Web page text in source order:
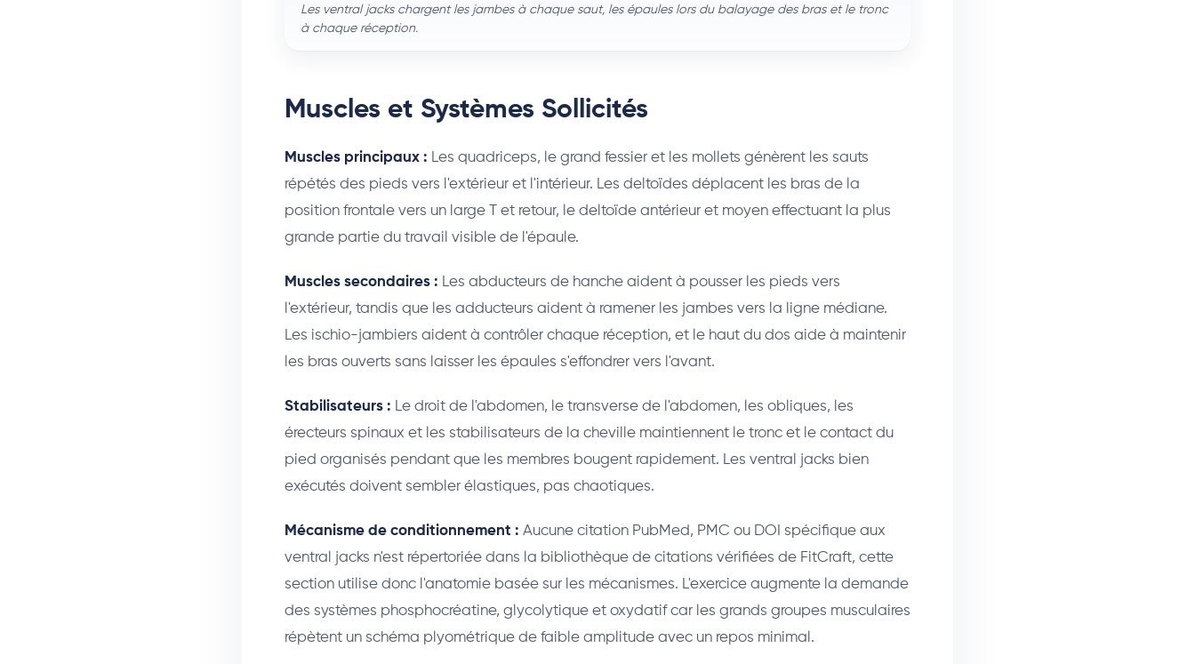
Les ventral jacks chargent les jambes à chaque saut, les épaules lors du balayage des bras et le tronc
à chaque réception.
Muscles et Systèmes Sollicités
Muscles principaux : Les quadriceps, le grand fessier et les mollets génèrent les sauts
répétés des pieds vers l'extérieur et l'intérieur. Les deltoïdes déplacent les bras de la
position frontale vers un large T et retour, le deltoïde antérieur et moyen effectuant la plus
grande partie du travail visible de l'épaule.
Muscles secondaires : Les abducteurs de hanche aident à pousser les pieds vers
l'extérieur, tandis que les adducteurs aident à ramener les jambes vers la ligne médiane.
Les ischio-jambiers aident à contrôler chaque réception, et le haut du dos aide à maintenir
les bras ouverts sans laisser les épaules s'effondrer vers l'avant.
Stabilisateurs : Le droit de l'abdomen, le transverse de l'abdomen, les obliques, les
érecteurs spinaux et les stabilisateurs de la cheville maintiennent le tronc et le contact du
pied organisés pendant que les membres bougent rapidement. Les ventral jacks bien
exécutés doivent sembler élastiques, pas chaotiques.
Mécanisme de conditionnement : Aucune citation PubMed, PMC ou DOI spécifique aux
ventral jacks n'est répertoriée dans la bibliothèque de citations vérifiées de FitCraft, cette
section utilise donc l'anatomie basée sur les mécanismes. L'exercice augmente la demande
des systèmes phosphocréatine, glycolytique et oxydatif car les grands groupes musculaires
répètent un schéma plyométrique de faible amplitude avec un repos minimal.